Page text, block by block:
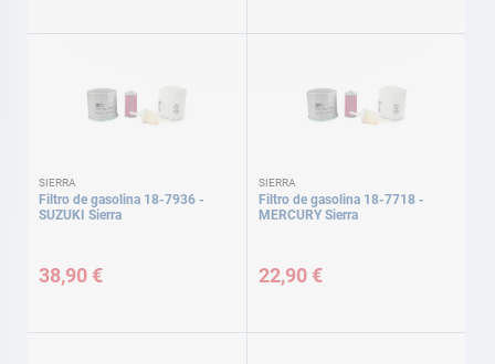
SIERRA
Filtro de gasolina 18-7936 -
SUZUKI Sierra
38,90 €
SIERRA
Filtro de gasolina 18-7718 -
MERCURY Sierra
22,90 €